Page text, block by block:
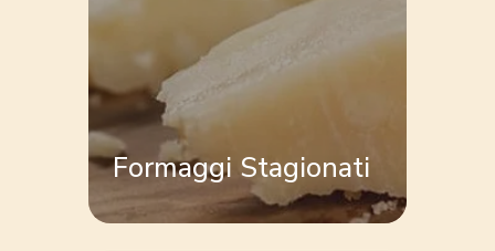
Formaggi Stagionati